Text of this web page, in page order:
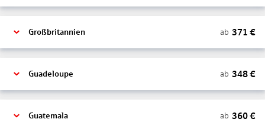
Großbritannien ab 371 €
Guadeloupe ab 348€
Guatemala ab 360€